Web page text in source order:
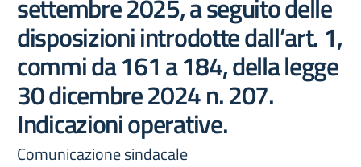
settembre 2025, a seguito delle
disposizioni introdotte dall’art. 1,
commi da 161 a 184, della legge
30 dicembre 2024 n. 207.
Indicazioni operative.
Comunicazione sindacale